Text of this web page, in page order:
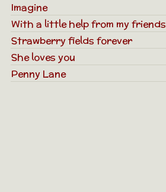
Imagine
With a little help from my friends
Strawberry fields forever
She loves you
Penny Lane